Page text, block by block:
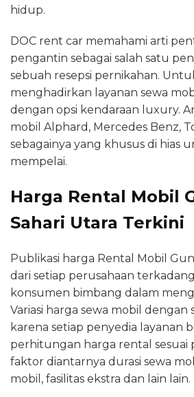
hidup.
DOC rent car memahami arti
pengantin sebagai salah satu
sebuah resepsi pernikahan.
menghadirkan layanan sewa
dengan opsi kendaraan luxury.
mobil Alphard, Mercedes Benz,
sebagainya yang khusus di hias
mempelai.
Harga Rental Mobil
Sahari Utara Terkini
Publikasi harga Rental Mobil
dari setiap perusahaan
konsumen bimbang dalam
Variasi harga sewa mobil dengan
karena setiap penyedia layanan
perhitungan harga rental sesuai
faktor diantarnya durasi sewa
mobil, fasilitas ekstra dan lain lain.